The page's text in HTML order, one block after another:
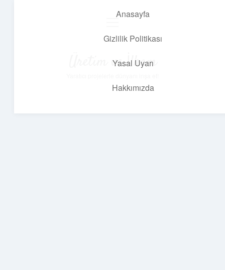
Anasayfa
Gizlilik Politikası
Yasal Uyarı
Hakkımızda
Üretim ve İlham